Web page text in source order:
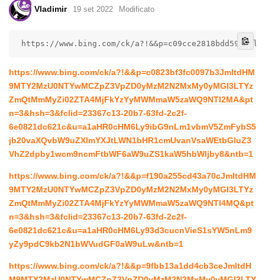
Vladimir 19 set 2022 Modificato
https://www.bing.com/ck/
https://www.bing.com/ck/a?!&&p=c0823bf3fc0097b3JmltdHM
9MTY2MzU0NTYwMCZpZ3VpZD0yMzM2N2MxMy0yMGI3LTYz
ZmQtMmMyZi02ZTA4MjFkYzYyMWMmaW5zaWQ9NTI2MA&pt
n=3&hsh=3&fclid=23367c13-20b7-63fd-2c2f-
6e0821dc621c&u=a1aHR0cHM6Ly9ibG9nLm1vbmV5ZmFybS5
jb20vaXQvbW9uZXlmYXJtLWN1bHR1cmUvanVsaWEtbGluZ3
VhZ2dpby1wcm9ncmFtbWF6aW9uZS1kaW5hbWljby8&ntb=1
https://www.bing.com/ck/a?!&&p=f190a255cd43a70cJmltdHM
9MTY2MzU0NTYwMCZpZ3VpZD0yMzM2N2MxMy0yMGI3LTYz
ZmQtMmMyZi02ZTA4MjFkYzYyMWMmaW5zaWQ9NTI4MQ&pt
n=3&hsh=3&fclid=23367c13-20b7-63fd-2c2f-
6e0821dc621c&u=a1aHR0cHM6Ly93d3cucnVieS1sYW5nLm9
yZy9pdC9kb2N1bWVudGF0aW9uLw&ntb=1
https://www.bing.com/ck/a?!&&p=9fbb13a1dd4cb3ceJmltdH